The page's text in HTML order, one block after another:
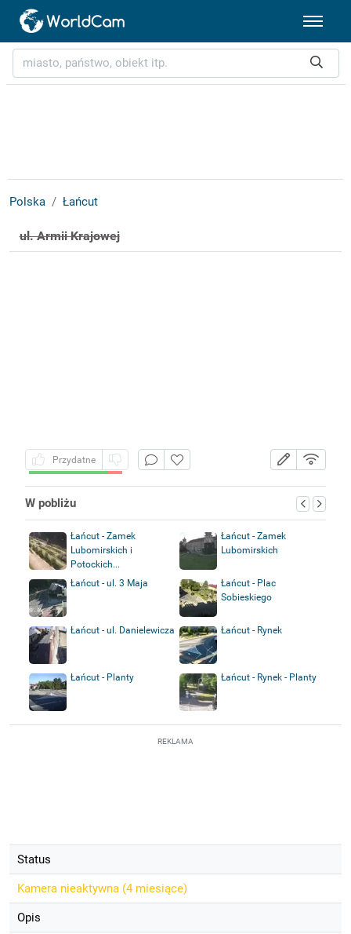
Polska Łańcut
ul. Armii Krajowej
Przydatne
W pobliżu
Łańcut - Zamek
Lubomirskich i
Potockich...
Łańcut - Zamek
Lubomirskich
Łańcut - ul. 3 Maja
Łańcut - Plac
Sobieskiego
Łańcut - ul. Danielewicza Łańcut - Rynek
Łańcut - Planty Łańcut - Rynek - Planty
REKLAMA
Status
Kamera nieaktywna (4 miesiące)
Opis